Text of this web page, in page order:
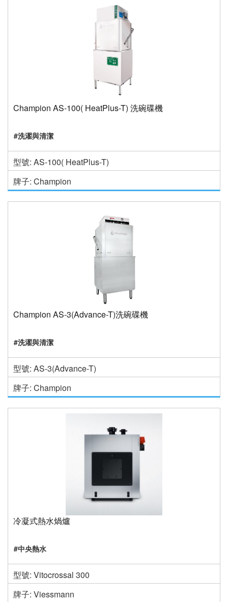
Champion AS-100( HeatPlus-T) 洗碗碟機
#洗濯與清潔
型號: AS-100( HeatPlus-T)
牌子: Champion
Champion AS-3(Advance-T)洗碗碟機
#洗濯與清潔
型號: AS-3(Advance-T)
牌子: Champion
冷凝式熱水煱爐
#中央熱水
型號: Vitocrossal 300
牌子: Viessmann